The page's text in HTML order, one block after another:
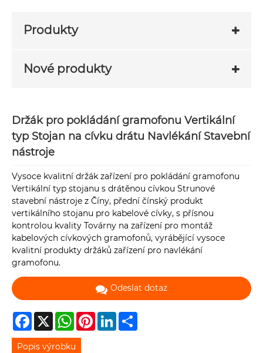
Produkty
Nové produkty
Držák pro pokládání gramofonu Vertikální
typ Stojan na cívku drátu Navlékání Stavební
nástroje
Vysoce kvalitní držák zařízení pro pokládání gramofonu
Vertikální typ stojanu s drátěnou cívkou Strunové
stavební nástroje z Číny, přední čínský produkt
vertikálního stojanu pro kabelové cívky, s přísnou
kontrolou kvality Továrny na zařízení pro montáž
kabelových cívkových gramofonů, vyrábějící vysoce
kvalitní produkty držáků zařízení pro navlékání
gramofonu.
Odeslat dotaz
Facebook
X WhatsAppPinterestLinkedIn
Popis výrobku